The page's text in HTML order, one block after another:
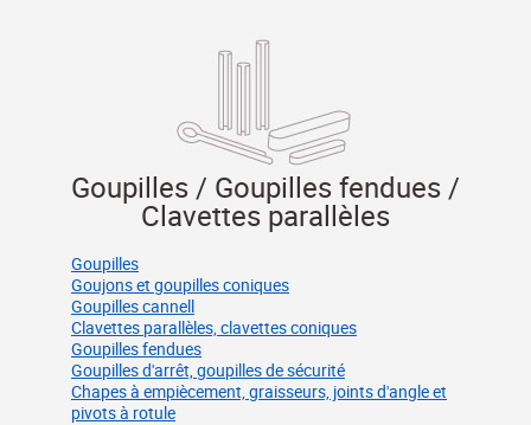
Goupilles / Goupilles fendues /
Clavettes parallèles
Goupilles
Goujons et goupilles coniques
Goupilles cannell
Clavettes parallèles, clavettes coniques
Goupilles fendues
Goupilles d'arrêt, goupilles de sécurité
Chapes à empiècement, graisseurs, joints d'angle et
pivots à rotule